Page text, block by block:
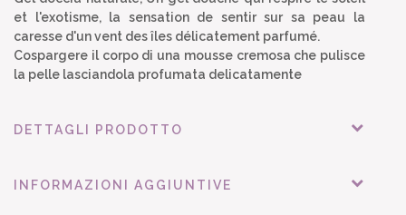
et l'exotisme, la sensation de sentir sur sa peau la
caresse d'un vent des îles délicatement parfumé.
Cospargere il corpo di una mousse cremosa che pulisce
la pelle lasciandola profumata delicatamente
DETTAGLI PRODOTTO
INFORMAZIONI AGGIUNTIVE